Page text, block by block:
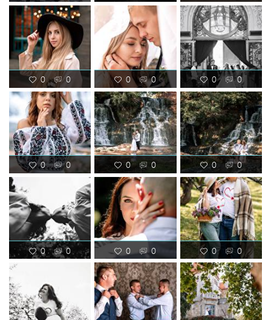
0 0 0 0 0 0
0 0 0 0 0 0
0 0 0 0 0 0